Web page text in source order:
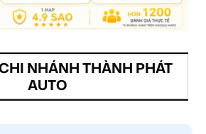
NHÁNH THÀNH PHÁT
AUTO